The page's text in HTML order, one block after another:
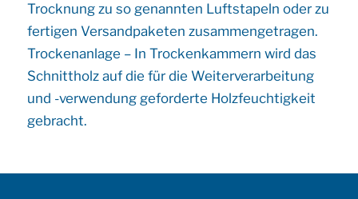
Trocknung zu so genannten Luftstapeln oder zu
fertigen Versandpaketen zusammengetragen.
Trockenanlage – In Trockenkammern wird das
Schnittholz auf die für die Weiterverarbeitung
und -verwendung geforderte Holzfeuchtigkeit
gebracht.